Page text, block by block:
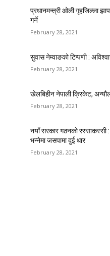
प्रधानमन्त्री ओली गृहजिल्ला
गर्ने
February 28, 2021
सुवास नेम्वाङको टिप्पणी :
February 28, 2021
खेलबिहीन नेपाली क्रिकेट,
February 28, 2021
नयाँ सरकार गठनको
भन्नेमा जसपामा दुई धार
February 28, 2021